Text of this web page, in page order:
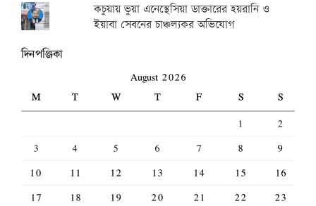
কচুয়ায় ভুয়া এনেস্থেসিয়া ডাক্তারের হয়রানি ও
ইয়াবা সেবনের চাঞ্চল্যকর অভিযোগ
দিনপঞ্জিকা
August 2026
M
T W T F S
S
1
2
3
4 5 6 7 8
9
10
11 12 13 14 15
16
17
18 19 20 21 22
23